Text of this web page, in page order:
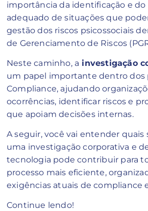
importância da identificação e
adequado de situações que
gestão dos riscos psicossociais
de Gerenciamento de Riscos
Neste caminho, a investigação
um papel importante dentro dos
Compliance, ajudando
ocorrências, identificar riscos e
que apoiam decisões internas.
A seguir, você vai entender quais
uma investigação corporativa e
tecnologia pode contribuir para
processo mais eficiente,
exigências atuais de compliance
Continue lendo!